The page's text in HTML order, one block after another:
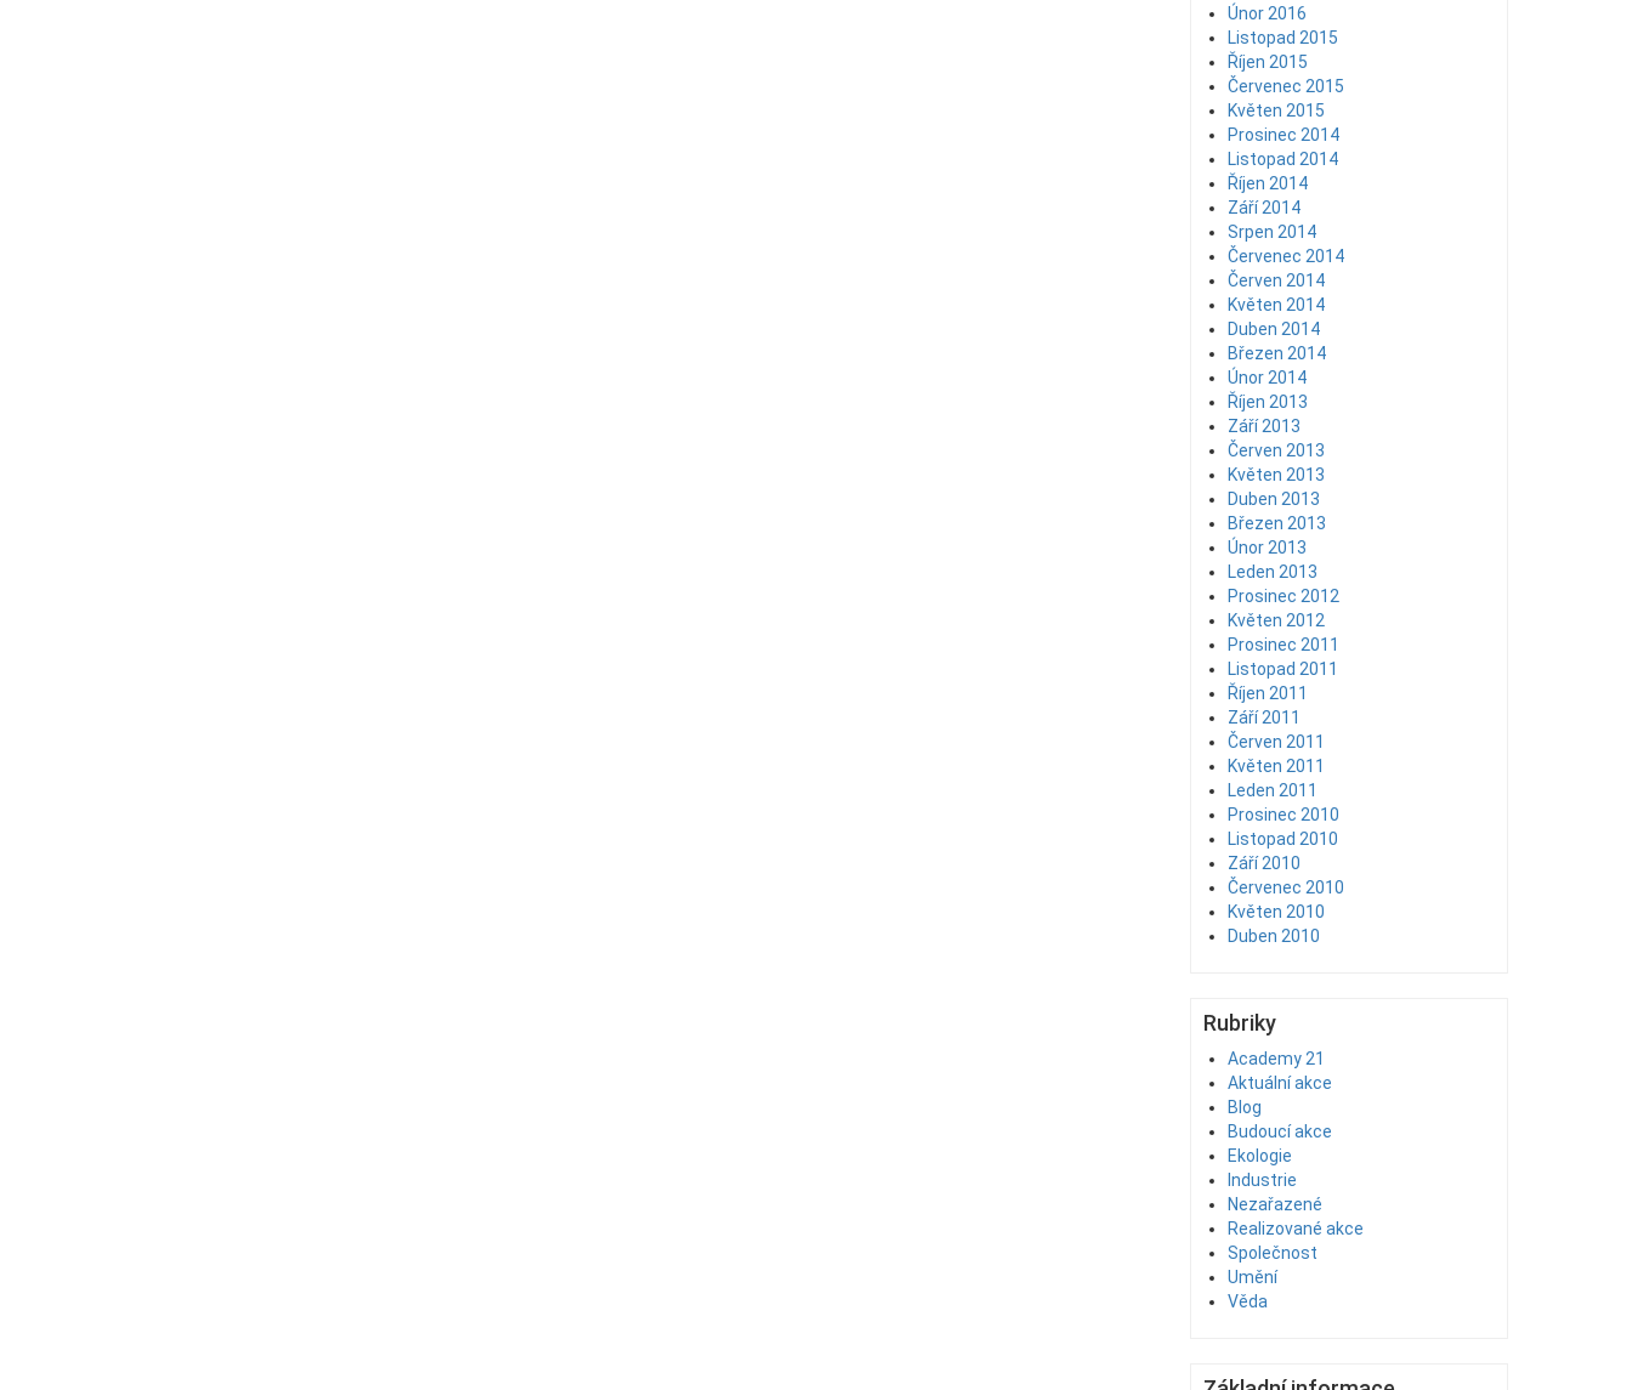
Únor 2016
Listopad 2015
Říjen 2015
Červenec 2015
Květen 2015
Prosinec 2014
Listopad 2014
Říjen 2014
Září 2014
Srpen 2014
Červenec 2014
Červen 2014
Květen 2014
Duben 2014
Březen 2014
Únor 2014
Říjen 2013
Září 2013
Červen 2013
Květen 2013
Duben 2013
Březen 2013
Únor 2013
Leden 2013
Prosinec 2012
Květen 2012
Prosinec 2011
Listopad 2011
Říjen 2011
Září 2011
Červen 2011
Květen 2011
Leden 2011
Prosinec 2010
Listopad 2010
Září 2010
Červenec 2010
Květen 2010
Duben 2010
Rubriky
Academy 21
Aktuální akce
Blog
Budoucí akce
Ekologie
Industrie
Nezařazené
Realizované akce
Společnost
Umění
Věda